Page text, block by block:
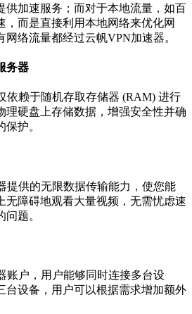
供加速服务；而对于本地流量，如百
，而是直接利用本地网络来优化网
络流量都经过云帆VPN加速器。
务器
依赖于随机存取存储器 (RAM) 进行
理硬盘上存储数据，增强安全性并确
护。
提供的无限数据传输能力，使您能
无障碍地观看大量视频，无需忧虑速
题。
账户，用户能够同时连接多台设
台设备，用户可以根据需求增加额外